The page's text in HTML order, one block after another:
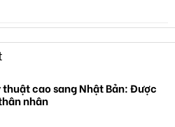
thuật cao sang Nhật Bản: Được
nhân